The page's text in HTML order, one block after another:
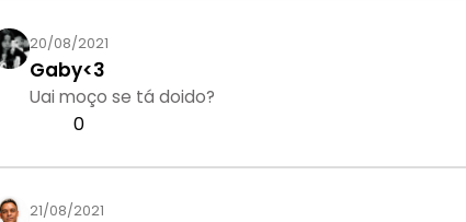
20/08/2021
Gaby<3
Uai moço se tá doido?
0
21/08/2021